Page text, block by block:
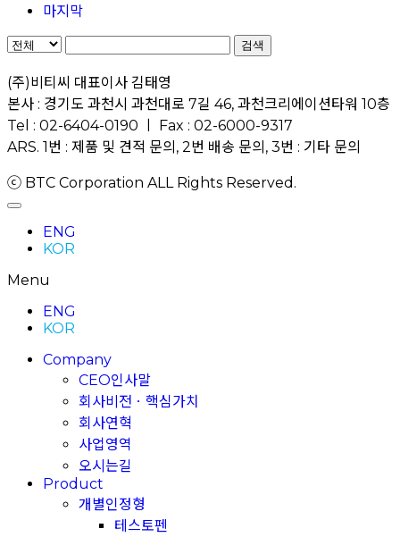
마지막
검색
(주)비티씨 대표이사 김태영
본사 : 경기도 과천시 과천대로 7길 46, 과천크리에이션타워 10층
Tel : 02-6404-0190 ㅣ Fax : 02-6000-9317
ARS. 1번 : 제품 및 견적 문의, 2번 배송 문의, 3번 : 기타 문의
ⓒ BTC Corporation ALL Rights Reserved.
ENG
KOR
Menu
ENG
KOR
Company
CEO인사말
회사비전ㆍ핵심가치
회사연혁
사업영역
오시는길
Product
개별인정형
테스토펜